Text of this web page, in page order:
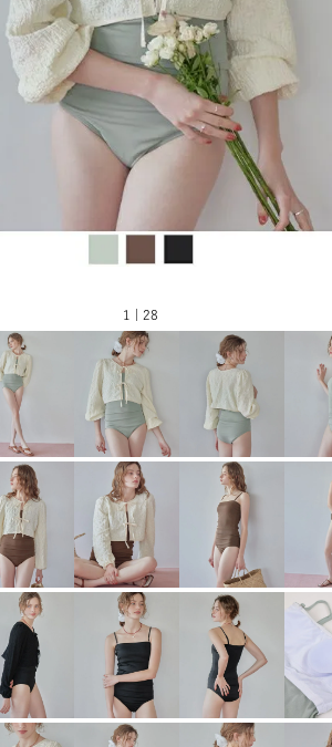
1 | 28